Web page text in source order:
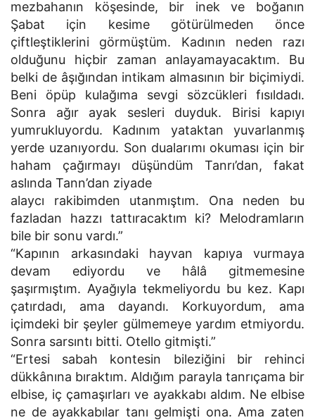
mezbahanın köşesinde, bir inek ve boğanın
Şabat için kesime götürülmeden önce
çiftleştiklerini görmüştüm. Kadının neden razı
olduğunu hiçbir zaman anlayamayacaktım. Bu
belki de âşığından intikam almasının bir biçimiydi.
Beni öpüp kulağıma sevgi sözcükleri fısıldadı.
Sonra ağır ayak sesleri duyduk. Birisi kapıyı
yumrukluyordu. Kadınım yataktan yuvarlanmış
yerde uzanıyordu. Son dualarımı okuması için bir
haham çağırmayı düşündüm Tanrı’dan, fakat
aslında Tann’dan ziyade
alaycı rakibimden utanmıştım. Ona neden bu
fazladan hazzı tattıracaktım ki? Melodramların
bile bir sonu vardı.”
“Kapının arkasındaki hayvan kapıya vurmaya
devam ediyordu ve hâlâ gitmemesine
şaşırmıştım. Ayağıyla tekmeliyordu bu kez. Kapı
çatırdadı, ama dayandı. Korkuyordum, ama
içimdeki bir şeyler gülmemeye yardım etmiyordu.
Sonra sarsıntı bitti. Otello gitmişti.”
“Ertesi sabah kontesin bileziğini bir rehinci
dükkânına bıraktım. Aldığım parayla tanrıçama bir
elbise, iç çamaşırları ve ayakkabı aldım. Ne elbise
ne de ayakkabılar tanı gelmişti ona. Ama zaten